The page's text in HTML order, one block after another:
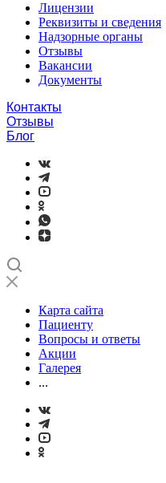
Лицензии
Реквизиты и сведения
Надзорные органы
Отзывы
Вакансии
Документы
Контакты
Отзывы
Блог
Карта сайта
Пациенту
Вопросы и ответы
Акции
Галерея
...